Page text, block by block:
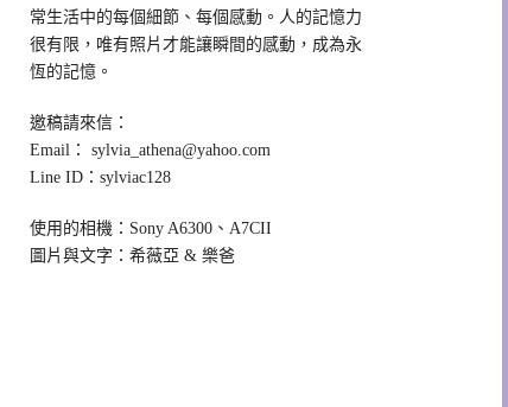
常生活中的每個細節、每個感動。人的記憶力
很有限，唯有照片才能讓瞬間的感動，成為永
恆的記憶。
邀稿請來信：
Email：
sylvia_athena@yahoo.com
Line ID：sylviac128
使用的相機：Sony A6300、A7CII
圖片與文字：希薇亞 & 樂爸